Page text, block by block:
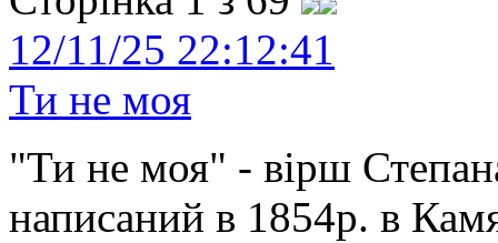
12/11/25 22:12:41
Ти не моя
"Ти не моя" - вірш
написаний в 1854р. в